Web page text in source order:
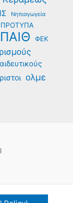
Νηπιαγωγεία
ΠΡΟΤΥΠΑ
ΦΕΚ
ολμε